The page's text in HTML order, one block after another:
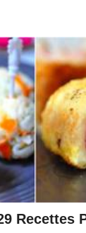
Recettes